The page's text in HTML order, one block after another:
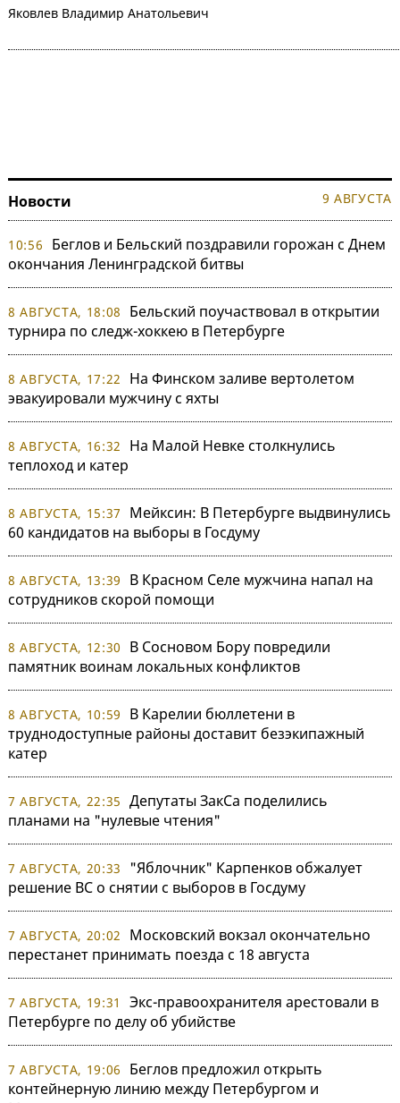
Яковлев Владимир Анатольевич
Новости 9 АВГУСТА
10:56
Беглов и Бельский поздравили горожан с Днем
окончания Ленинградской битвы
8 АВГУСТА, 18:08
Бельский поучаствовал в открытии
турнира по следж-хоккею в Петербурге
8 АВГУСТА, 17:22
На Финском заливе вертолетом
эвакуировали мужчину с яхты
8 АВГУСТА, 16:32
На Малой Невке столкнулись
теплоход и катер
8 АВГУСТА, 15:37
Мейксин: В Петербурге выдвинулись
60 кандидатов на выборы в Госдуму
8 АВГУСТА, 13:39
В Красном Селе мужчина напал на
сотрудников скорой помощи
8 АВГУСТА, 12:30
В Сосновом Бору повредили
памятник воинам локальных конфликтов
8 АВГУСТА, 10:59
В Карелии бюллетени в
труднодоступные районы доставит безэкипажный
катер
7 АВГУСТА, 22:35 Депутаты ЗакСа поделились
планами на "нулевые чтения"
7 АВГУСТА, 20:33
"Яблочник" Карпенков обжалует
решение ВС о снятии с выборов в Госдуму
7 АВГУСТА, 20:02
Московский вокзал окончательно
перестанет принимать поезда с 18 августа
7 АВГУСТА, 19:31
Экс-правоохранителя арестовали в
Петербурге по делу об убийстве
7 АВГУСТА, 19:06
Беглов предложил открыть
контейнерную линию между Петербургом и